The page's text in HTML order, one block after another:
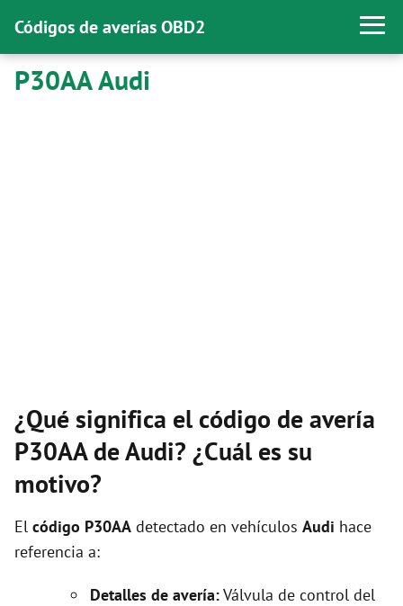
Códigos de averías OBD2
P30AA Audi
¿Qué significa el código de avería
P30AA de Audi? ¿Cuál es su
motivo?
El código P30AA detectado en vehículos Audi hace
referencia a:
Detalles de avería:Válvula de control del